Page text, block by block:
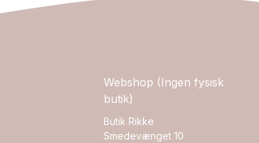
Webshop (Ingen fysisk
butik)
Butik Rikke
Smedevænget 10